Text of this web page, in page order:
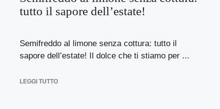
tutto il sapore dell’estate!
Semifreddo al limone senza cottura: tutto il
sapore dell’estate! Il dolce che ti stiamo per ...
LEGGI TUTTO